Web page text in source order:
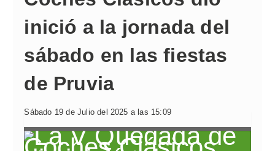
inició a la jornada del
sábado en las fiestas
de Pruvia
Sábado 19 de Julio del 2025 a las 15:09